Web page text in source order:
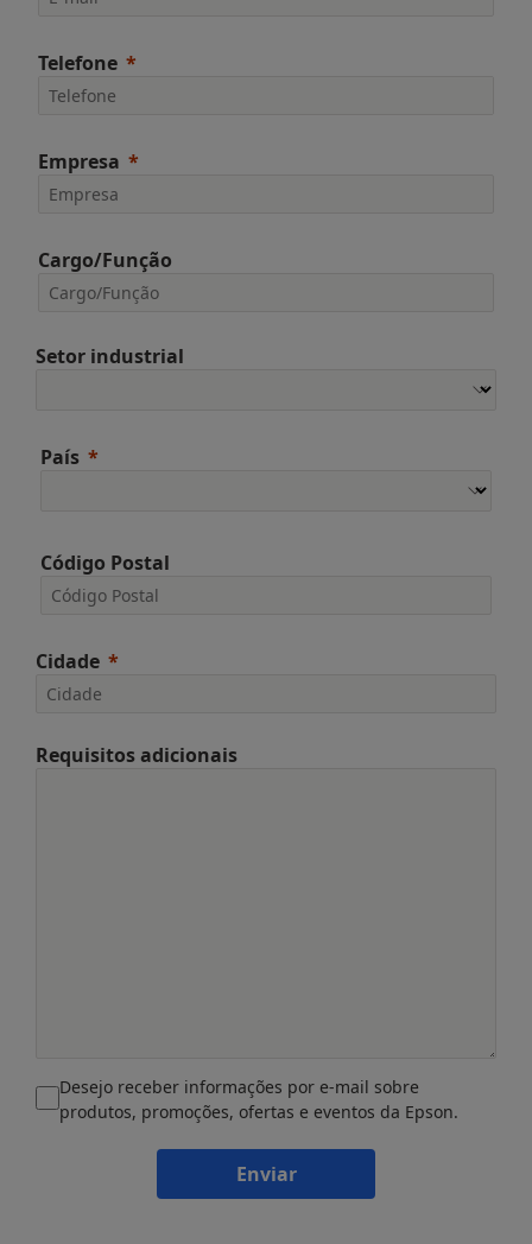
Telefone
Empresa
Cargo/Função
Setor industrial
País
Código Postal
Cidade
Requisitos adicionais
Desejo receber informações por e-mail sobre
produtos, promoções, ofertas e eventos da Epson.
Enviar